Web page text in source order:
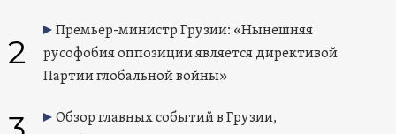
2
Премьер-министр Грузии: «Нынешняя
русофобия оппозиции является директивой
Партии глобальной войны»
Обзор главных событий в Грузии,